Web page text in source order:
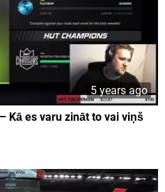
5 years ago
Kā es varu zināt to vai viņš